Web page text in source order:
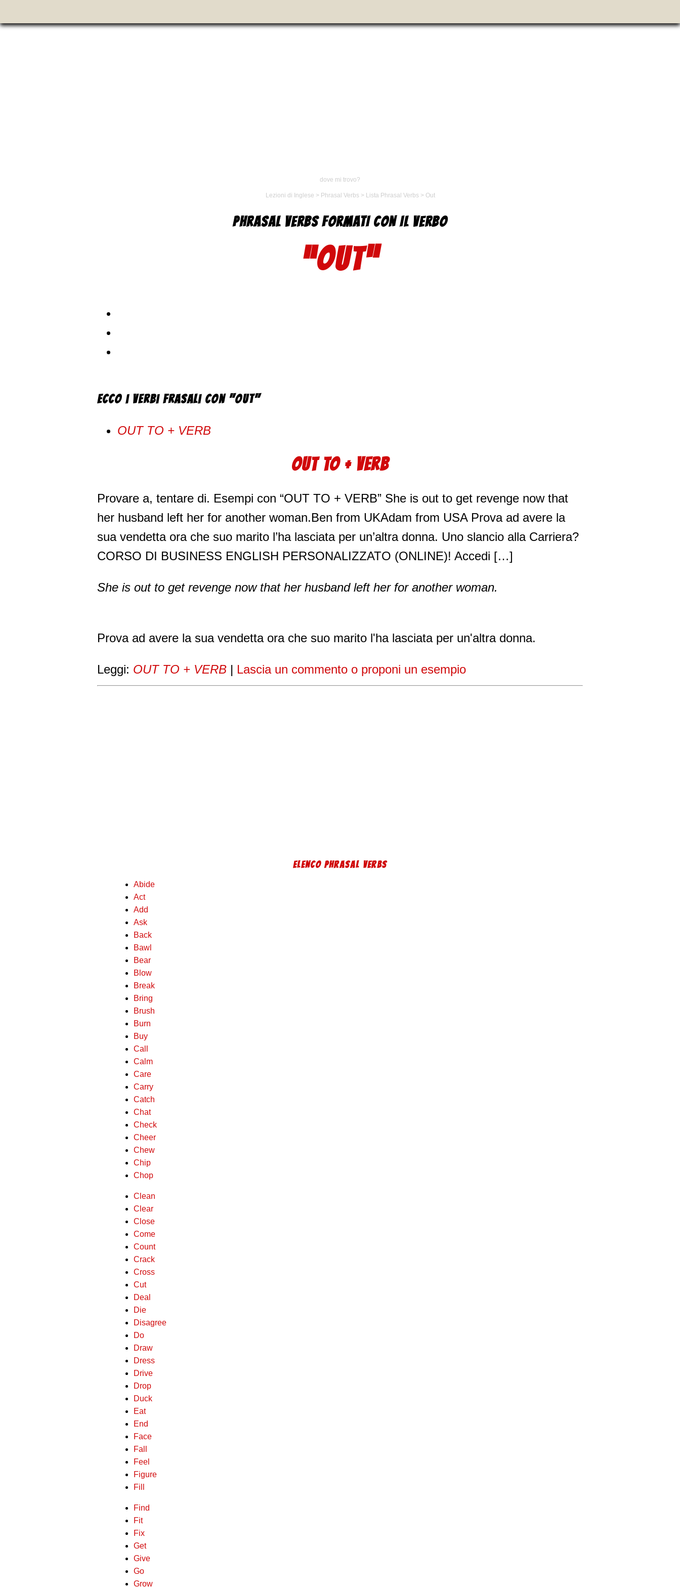
dove mi trovo?
Lezioni di Inglese > Phrasal Verbs > Lista Phrasal Verbs > Out
PHRASAL VERBS FORMATI CON IL VERBO
“OUT”
Ecco i verbi frasali con "Out"
OUT TO + VERB
OUT TO + VERB
Provare a, tentare di. Esempi con “OUT TO + VERB” She is out to get revenge now that
her husband left her for another woman.Ben from UKAdam from USA Prova ad avere la
sua vendetta ora che suo marito l’ha lasciata per un’altra donna. Uno slancio alla Carriera?
CORSO DI BUSINESS ENGLISH PERSONALIZZATO (ONLINE)! Accedi […]
She is out to get revenge now that her husband left her for another woman.
Prova ad avere la sua vendetta ora che suo marito l'ha lasciata per un'altra donna.
Leggi: OUT TO + VERB | Lascia un commento o proponi un esempio
ELENCO PHRASAL VERBS
Abide
Act
Add
Ask
Back
Bawl
Bear
Blow
Break
Bring
Brush
Burn
Buy
Call
Calm
Care
Carry
Catch
Chat
Check
Cheer
Chew
Chip
Chop
Clean
Clear
Close
Come
Count
Crack
Cross
Cut
Deal
Die
Disagree
Do
Draw
Dress
Drive
Drop
Duck
Eat
End
Face
Fall
Feel
Figure
Fill
Find
Fit
Fix
Get
Give
Go
Grow